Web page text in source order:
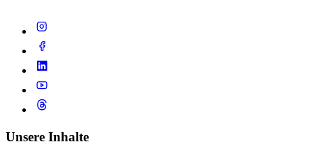
Unsere Inhalte